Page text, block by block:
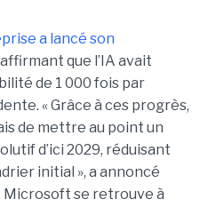
a lancé son
affirmant que l’IA avait
de 1 000 fois par
« Grâce à ces progrès,
de mettre au point un
d’ici 2029, réduisant
initial », a annoncé
Microsoft se retrouve à